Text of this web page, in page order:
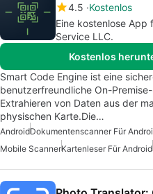
4.5 Kostenlos
Eine kostenlose App
Service LLC.
Kostenlos
Smart Code Engine ist eine
benutzerfreundliche On-
Extrahieren von Daten aus der
physischen Karte.Die…
AndroidDokumentenscanner Für
Mobile ScannerKartenleser Für Android